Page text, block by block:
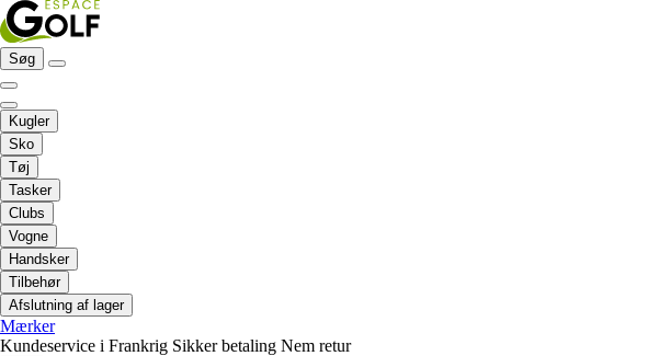
Søg
Kugler
Sko
Tøj
Tasker
Clubs
Vogne
Handsker
Tilbehør
Afslutning af lager
Mærker
Kundeservice i Frankrig Sikker betaling Nem retur